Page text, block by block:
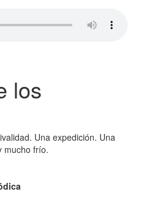
los
Una expedición. Una
mucho frío.